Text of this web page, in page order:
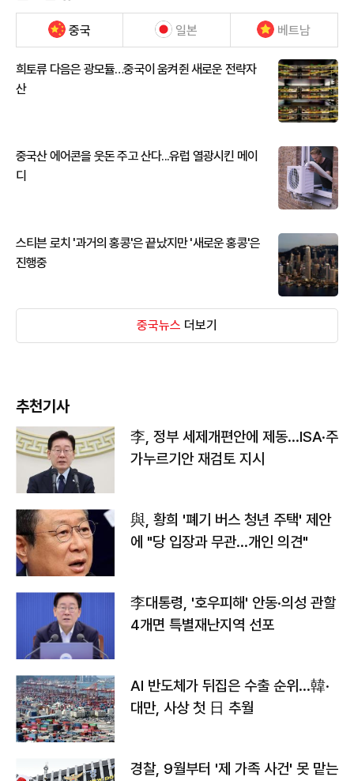
중국 일본 베트남
희토류 다음은 광모듈…중국이 움켜쥔 새로운 전략자
산
중국산 에어콘을 웃돈 주고 산다...유럽 열광시킨 메이
디
스티븐 로치 '과거의 홍콩'은 끝났지만 '새로운 홍콩'은
진행중
중국뉴스 더보기
추천기사
李, 정부 세제개편안에 제동…ISA·주
가누르기안 재검토 지시
與, 황희 '폐기 버스 청년 주택' 제안
에 "당 입장과 무관…개인 의견"
李대통령, '호우피해' 안동·의성 관할
4개면 특별재난지역 선포
AI 반도체가 뒤집은 수출 순위…韓·
대만, 사상 첫 日 추월
경찰, 9월부터 '제 가족 사건' 못 맡는